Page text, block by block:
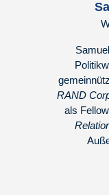
RAND
als